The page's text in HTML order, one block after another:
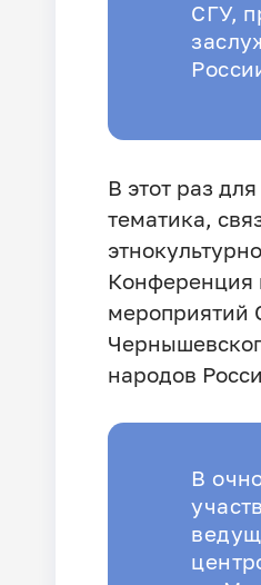
СГУ,
В этот раз
тематика,
Конференция
мероприятий
народов
В